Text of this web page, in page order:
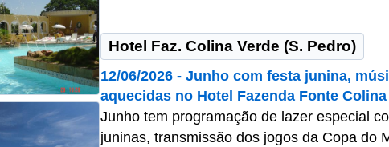
Hotel Faz. Colina Verde (S. Pedro)
12/06/2026 - Junho com festa junina,
aquecidas no Hotel Fazenda Fonte
Junho tem programação de lazer especial
juninas, transmissão dos jogos da Copa do